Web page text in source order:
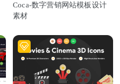
Coca-数字营销网站模板设计
素材